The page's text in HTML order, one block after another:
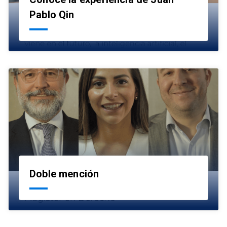
Pablo Qin
Doble mención